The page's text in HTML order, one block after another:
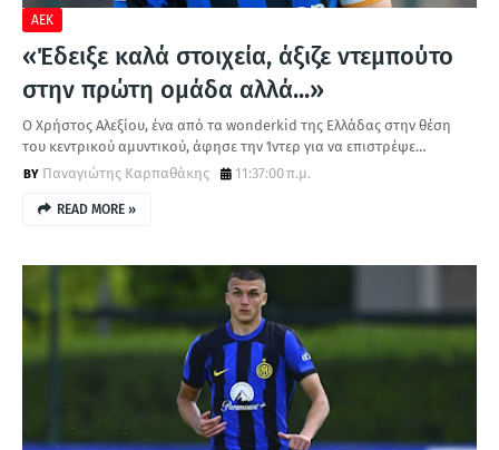
ΑΕΚ
«Έδειξε καλά στοιχεία, άξιζε ντεμπούτο
στην πρώτη ομάδα αλλά...»
Ο Χρήστος Αλεξίου, ένα από τα wonderkid της Ελλάδας στην θέση
του κεντρικού αμυντικού, άφησε την Ίντερ για να επιστρέψε…
Παναγιώτης Καρπαθάκης
11:37:00 π.μ.
READ MORE »